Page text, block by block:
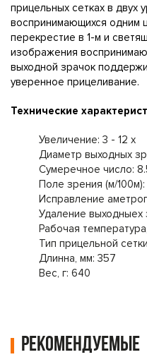
прицельных сетках в двух
воспринимающихся одним
перекрестие в 1-м и
изображения
выходной зрачок
уверенное прицеливание.
Технические
Увеличение: 3 - 12 x
Диаметр выходных
Сумеречное число:
Поле зрения (м/100м):
Исправление
Удаление выходныех
Рабочая
Тип прицельной
Длинна, мм: 357
Вес, г: 640
Рекомендуемые